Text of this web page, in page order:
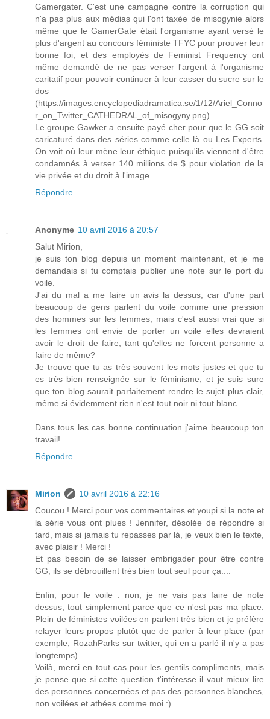
Gamergater. C'est une campagne contre la corruption qui
n'a pas plus aux médias qui l'ont taxée de misogynie alors
même que le GamerGate était l'organisme ayant versé le
plus d'argent au concours féministe TFYC pour prouver leur
bonne foi, et des employés de Feminist Frequency ont
même demandé de ne pas verser l'argent à l'organisme
caritatif pour pouvoir continuer à leur casser du sucre sur le
dos
(https://images.encyclopediadramatica.se/1/12/Ariel_Conno
r_on_Twitter_CATHEDRAL_of_misogyny.png)
Le groupe Gawker a ensuite payé cher pour que le GG soit
caricaturé dans des séries comme celle là ou Les Experts.
On voit où leur mène leur éthique puisqu'ils viennent d'être
condamnés à verser 140 millions de $ pour violation de la
vie privée et du droit à l'image.
Répondre
Anonyme 10 avril 2016 à 20:57
Salut Mirion,
je suis ton blog depuis un moment maintenant, et je me
demandais si tu comptais publier une note sur le port du
voile.
J'ai du mal a me faire un avis la dessus, car d'une part
beaucoup de gens parlent du voile comme une pression
des hommes sur les femmes, mais c'est aussi vrai que si
les femmes ont envie de porter un voile elles devraient
avoir le droit de faire, tant qu'elles ne forcent personne a
faire de même?
Je trouve que tu as très souvent les mots justes et que tu
es très bien renseignée sur le féminisme, et je suis sure
que ton blog saurait parfaitement rendre le sujet plus clair,
même si évidemment rien n'est tout noir ni tout blanc
Dans tous les cas bonne continuation j'aime beaucoup ton
travail!
Répondre
Mirion
10 avril 2016 à 22:16
Coucou ! Merci pour vos commentaires et youpi si la note et
la série vous ont plues ! Jennifer, désolée de répondre si
tard, mais si jamais tu repasses par là, je veux bien le texte,
avec plaisir ! Merci !
Et pas besoin de se laisser embrigader pour être contre
GG, ils se débrouillent très bien tout seul pour ça....
Enfin, pour le voile : non, je ne vais pas faire de note
dessus, tout simplement parce que ce n'est pas ma place.
Plein de féministes voilées en parlent très bien et je préfère
relayer leurs propos plutôt que de parler à leur place (par
exemple, RozahParks sur twitter, qui en a parlé il n'y a pas
longtemps).
Voilà, merci en tout cas pour les gentils compliments, mais
je pense que si cette question t'intéresse il vaut mieux lire
des personnes concernées et pas des personnes blanches,
non voilées et athées comme moi :)